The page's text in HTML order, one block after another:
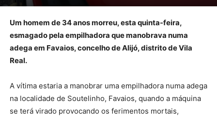
Um homem de 34 anos morreu, esta quinta-feira,
esmagado pela empilhadora que manobrava numa
adega em Favaios, concelho de Alijó, distrito de Vila
Real.
A vítima estaria a manobrar uma empilhadora numa adega
na localidade de Soutelinho, Favaios, quando a máquina
se terá virado provocando os ferimentos mortais,